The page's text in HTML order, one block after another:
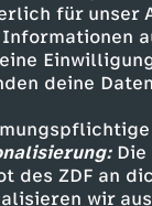
für unser
Informationen
deine
Die
des ZDF an
wir